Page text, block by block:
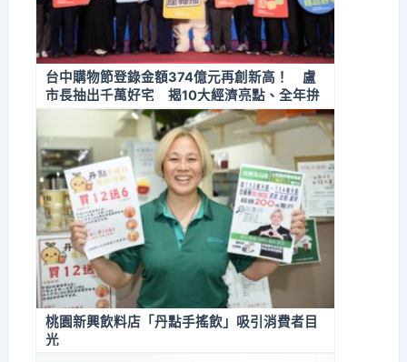
台中購物節登錄金額374億元再創新高！ 盧
市長抽出千萬好宅 揭10大經濟亮點、全年拚
經濟不停歇
桃園新興飲料店「丹點手搖飲」吸引消費者目
光